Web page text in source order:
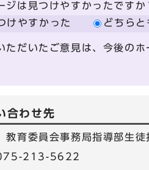
ジは見つけやすかったですか
けやすかった
どちらと
ただいたご意見は、今後の
合わせ先
教育委員会事務局指導部生徒
213-5622